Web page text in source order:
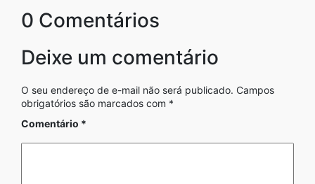
0 Comentários
Deixe um comentário
O seu endereço de e-mail não será publicado. Campos
obrigatórios são marcados com *
Comentário *